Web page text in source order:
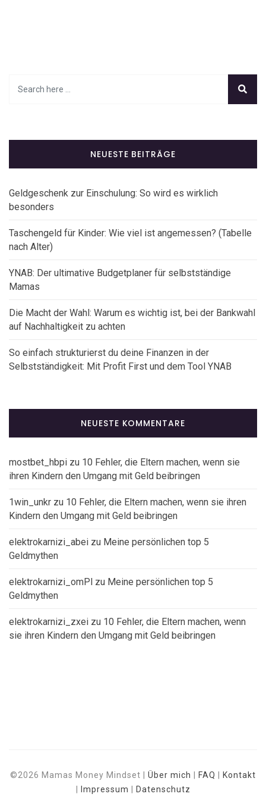
NEUESTE BEITRÄGE
Geldgeschenk zur Einschulung: So wird es wirklich
besonders
Taschengeld für Kinder: Wie viel ist angemessen? (Tabelle
nach Alter)
YNAB: Der ultimative Budgetplaner für selbstständige
Mamas
Die Macht der Wahl: Warum es wichtig ist, bei der Bankwahl
auf Nachhaltigkeit zu achten
So einfach strukturierst du deine Finanzen in der
Selbstständigkeit: Mit Profit First und dem Tool YNAB
NEUESTE KOMMENTARE
mostbet_hbpi zu 10 Fehler, die Eltern machen, wenn sie
ihren Kindern den Umgang mit Geld beibringen
1win_unkr zu 10 Fehler, die Eltern machen, wenn sie ihren
Kindern den Umgang mit Geld beibringen
elektrokarnizi_abei zu Meine persönlichen top 5
Geldmythen
elektrokarnizi_omPl zu Meine persönlichen top 5
Geldmythen
elektrokarnizi_zxei zu 10 Fehler, die Eltern machen, wenn
sie ihren Kindern den Umgang mit Geld beibringen
©2026 Mamas Money Mindset | Über mich FAQ
Kontakt
Impressum Datenschutz